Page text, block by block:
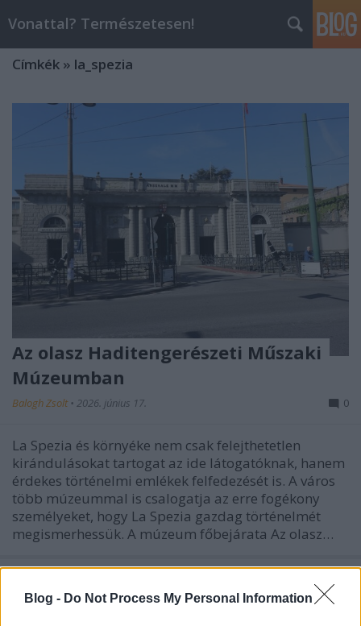
Blog - Do Not Process My Personal Information
Vonattal? Természetesen!
Címkék » la_spezia
Az olasz Haditengerészeti Műszaki
Múzeumban
Balogh Zsolt • 2026. június 17. 0
La Spezia és környéke nem csak felejthetetlen
kirándulásokat tartogat az ide látogatóknak, hanem
érdekes történelmi emlékek felfedezését is. A város
több múzeummal is csalogatja az erre fogékony
személyeket, hogy La Spezia gazdag történelmét
megismerhessük. A múzeum főbejárata Az olasz…